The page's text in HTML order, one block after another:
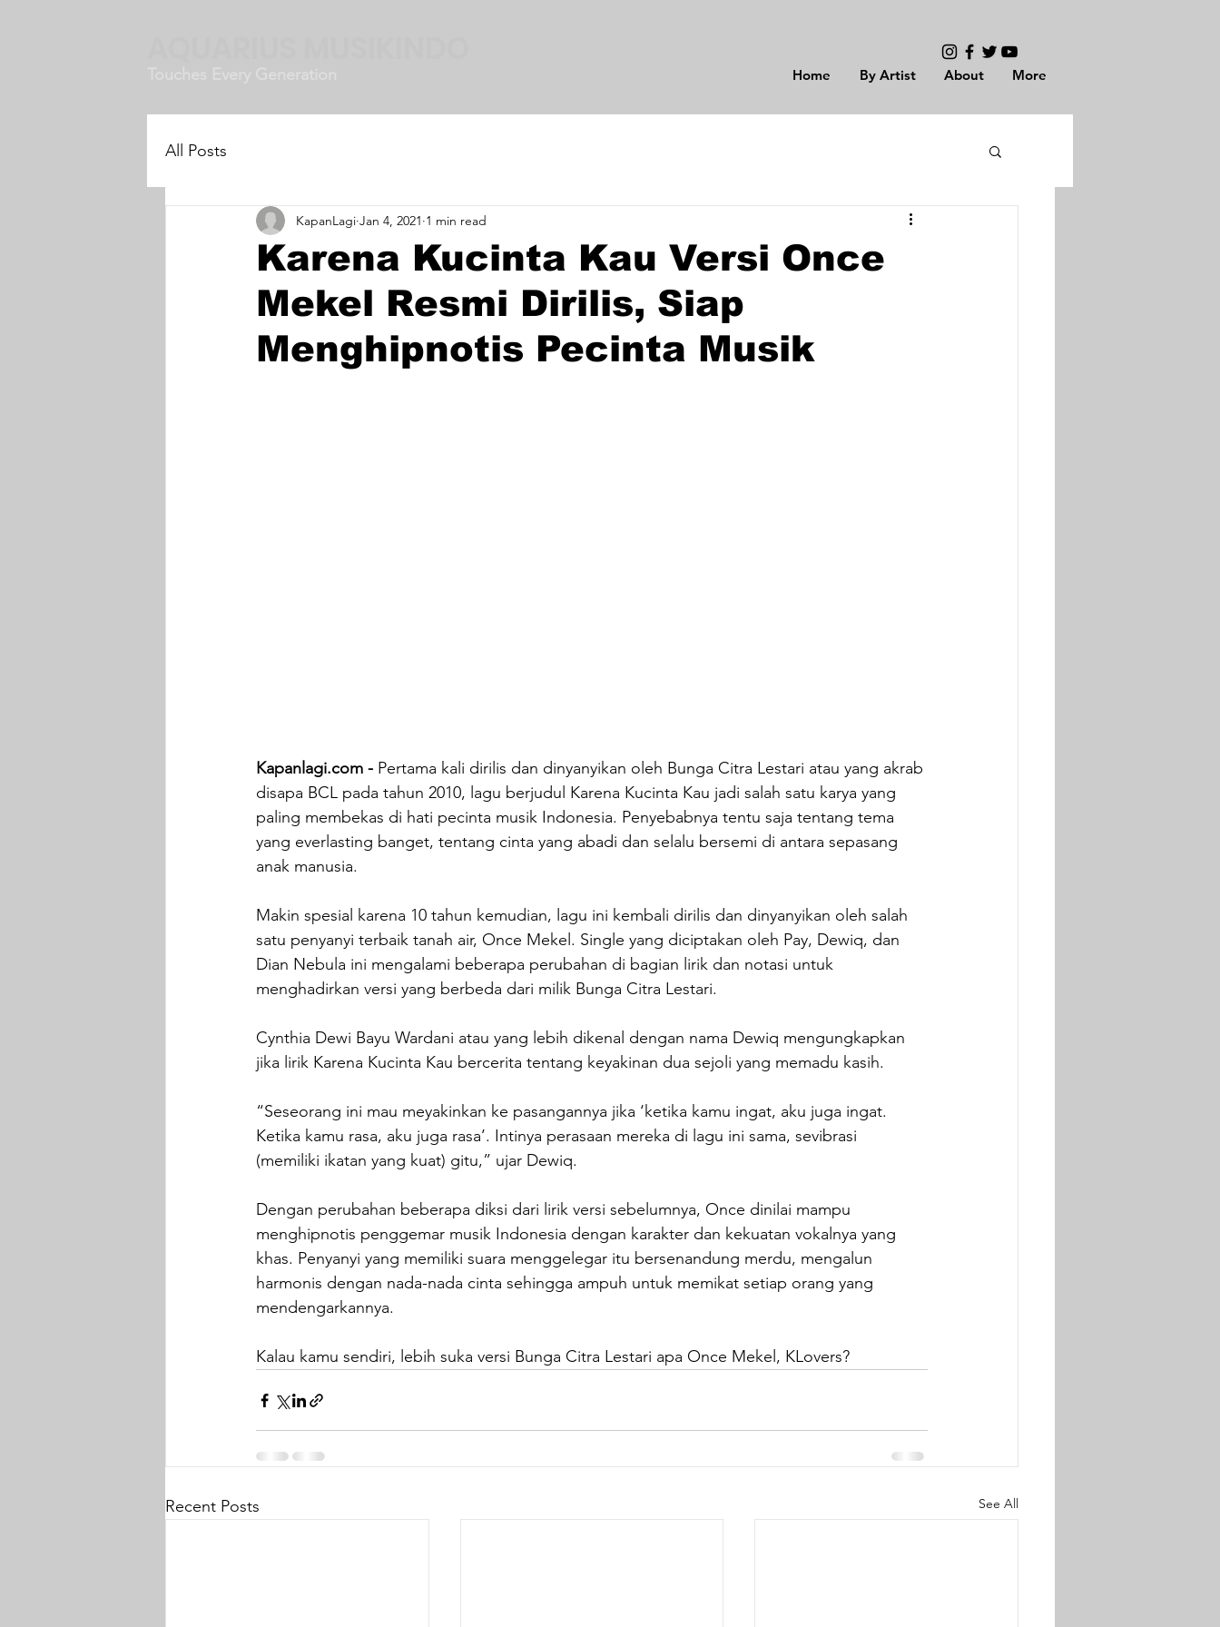
Home By Artist About More
All Posts
Karena Kucinta Kau Versi Once
Mekel Resmi Dirilis, Siap
Menghipnotis Pecinta Musik
KapanLagi Jan 4, 2021 1 min read
Kapanlagi.com - Pertama kali dirilis dan dinyanyikan oleh Bunga Citra Lestari atau yang akrab
disapa BCL pada tahun 2010, lagu berjudul Karena Kucinta Kau jadi salah satu karya yang
paling membekas di hati pecinta musik Indonesia. Penyebabnya tentu saja tentang tema
yang everlasting banget, tentang cinta yang abadi dan selalu bersemi di antara sepasang
anak manusia.
Makin spesial karena 10 tahun kemudian, lagu ini kembali dirilis dan dinyanyikan oleh salah
satu penyanyi terbaik tanah air, Once Mekel. Single yang diciptakan oleh Pay, Dewiq, dan
Dian Nebula ini mengalami beberapa perubahan di bagian lirik dan notasi untuk
menghadirkan versi yang berbeda dari milik Bunga Citra Lestari.
Cynthia Dewi Bayu Wardani atau yang lebih dikenal dengan nama Dewiq mengungkapkan
jika lirik Karena Kucinta Kau bercerita tentang keyakinan dua sejoli yang memadu kasih.
“Seseorang ini mau meyakinkan ke pasangannya jika ‘ketika kamu ingat, aku juga ingat.
Ketika kamu rasa, aku juga rasa’. Intinya perasaan mereka di lagu ini sama, sevibrasi
(memiliki ikatan yang kuat) gitu,” ujar Dewiq.
Dengan perubahan beberapa diksi dari lirik versi sebelumnya, Once dinilai mampu
menghipnotis penggemar musik Indonesia dengan karakter dan kekuatan vokalnya yang
khas. Penyanyi yang memiliki suara menggelegar itu bersenandung merdu, mengalun
harmonis dengan nada-nada cinta sehingga ampuh untuk memikat setiap orang yang
mendengarkannya.
Kalau kamu sendiri, lebih suka versi Bunga Citra Lestari apa Once Mekel, KLovers?
Recent Posts See All